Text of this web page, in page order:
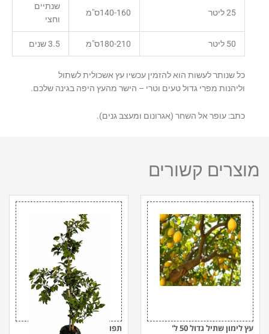
25 ליטר 140-160ס"מ
שנתיים
וחצי
50 ליטר 180-210ס"מ 3.5 שנים
כל שנותר לעשות הוא להזמין עכשיו עץ אשכולית לשתול
וליהנות מפרי גדול טעים וטרי – הישר מהעץ היפה בגינה שלכם.
כתב: עופר אל השחר (אגרונום ומעצב גנים).
מוצרים קשורים
עץ לימון שתיל גדול 50 ל'
כמות
של
עץ
לימון
שתיל
גדול
50
ל'
תפוז דם 25 ל' Tapuz dam
כמות
של
תפוז
דם
25
ל'
Tapuz
dam